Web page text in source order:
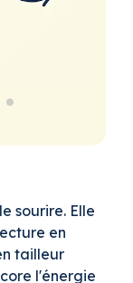
sourire. Elle
en
tailleur
l'énergie